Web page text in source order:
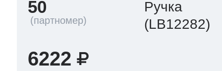
50
Ручка
(LB12282)
6222